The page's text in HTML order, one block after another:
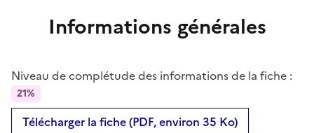
Informations générales
Niveau de complétude des informations de la fiche :
21%
Télécharger la fiche (PDF, environ 35 Ko)